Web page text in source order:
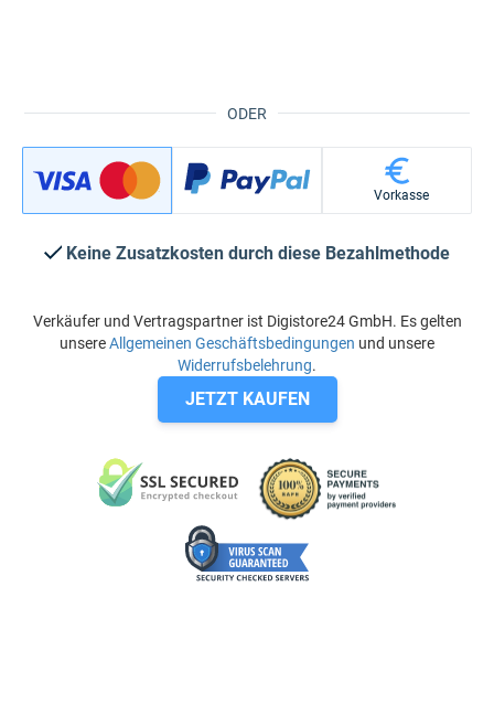
ODER
Vorkasse
Keine Zusatzkosten durch diese Bezahlmethode
Verkäufer und Vertragspartner ist Digistore24 GmbH. Es gelten
unsereAllgemeinen Geschäftsbedingungen und unsere
Widerrufsbelehrung.
JETZT KAUFEN